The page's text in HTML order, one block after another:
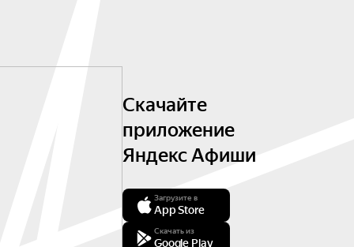
Скачайте
приложение
Яндекс Афиши
Загрузите в
App Store
Скачать из
Google Play